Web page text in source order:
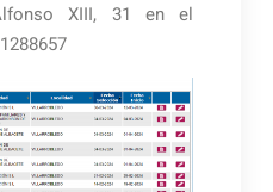
XIII, 31 en el